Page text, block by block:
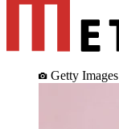
Getty Images